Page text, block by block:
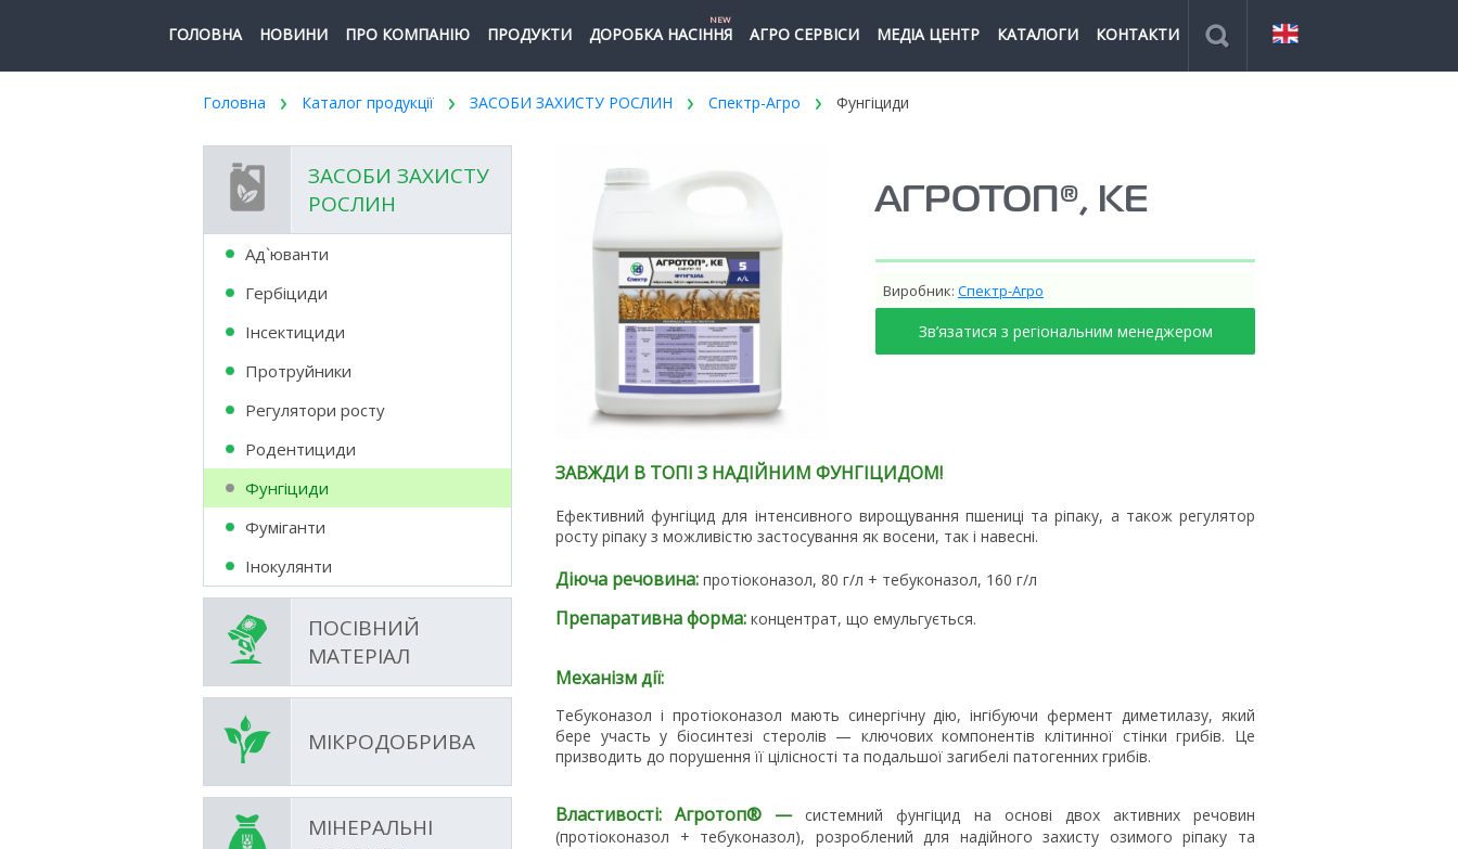
ГОЛОВНА НОВИНИ ПРО КОМПАНІЮ ПРОДУКТИ ДОРОБКА НАСІННЯ
NEW
АГРО СЕРВІСИ МЕДІА ЦЕНТР КАТАЛОГИ КОНТАКТИ
Головна Каталог продукції ЗАСОБИ ЗАХИСТУ РОСЛИН Спектр-Агро Фунгіциди
ЗАСОБИ ЗАХИСТУ
РОСЛИН
Ад`юванти
Гербіциди
Інсектициди
Протруйники
Регулятори росту
Родентициди
Фунгіциди
Фумiганти
Інокулянти
ПОСІВНИЙ
МАТЕРІАЛ
МІКРОДОБРИВА
МІНЕРАЛЬНІ
АГРОТОП®, КЕ
Виробник: Спектр-Агро
Зв’язатися з регіональним менеджером
ЗАВЖДИ В ТОПІ З НАДІЙНИМ ФУНГІЦИДОМ!
Ефективний фунгіцид для інтенсивного вирощування пшениці та ріпаку, а також регулятор
росту ріпаку з можливістю застосування як восени, так і навесні.
Діюча речовина: протіоконазол, 80 г/л + тебуконазол, 160 г/л
Препаративна форма: концентрат, що емульгується.
Механізм дії:
Тебуконазол і протіоконазол мають синергічну дію, інгібуючи фермент диметилазу, який
бере участь у біосинтезі стеролів — ключових компонентів клітинної стінки грибів. Це
призводить до порушення її цілісності та подальшої загибелі патогенних грибів.
Властивості: Агротоп® —системний фунгіцид на основі двох активних речовин
(протіоконазол + тебуконазол), розроблений для надійного захисту озимого ріпаку та